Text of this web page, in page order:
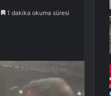
1 dakika okuma süresi